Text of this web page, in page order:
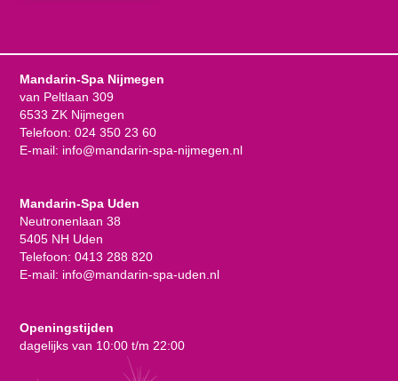
Mandarin-Spa Nijmegen
van Peltlaan 309
6533 ZK Nijmegen
Telefoon: 024 350 23 60
E-mail: info@mandarin-spa-nijmegen.nl
Mandarin-Spa Uden
Neutronenlaan 38
5405 NH Uden
Telefoon: 0413 288 820
E-mail: info@mandarin-spa-uden.nl
Openingstijden
dagelijks van 10:00 t/m 22:00